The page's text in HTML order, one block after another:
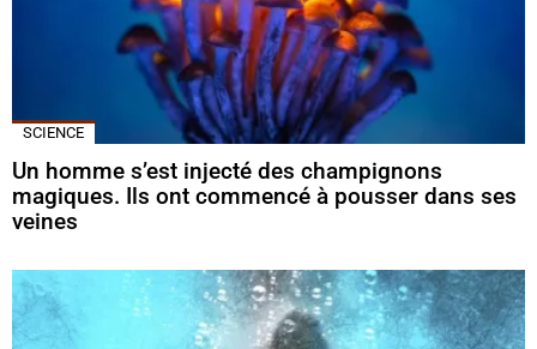
SCIENCE
Un homme s’est injecté des champignons
magiques. Ils ont commencé à pousser dans ses
veines